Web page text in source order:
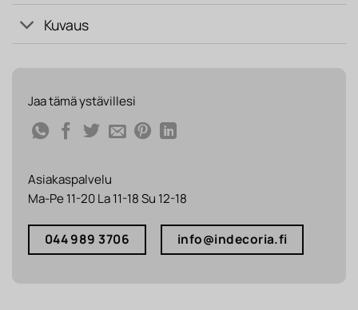
Kuvaus
Jaa tämä ystävillesi
Asiakaspalvelu
Ma-Pe 11-20 La 11-18 Su 12-18
044 989 3706 info@indecoria.fi